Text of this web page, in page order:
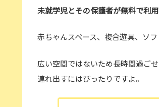
未就学児とその保護者が無料で利
赤ちゃんスペース、複合遊具、ソ
広い空間ではないため長時間過ご
連れ出すにはぴったりですよ。